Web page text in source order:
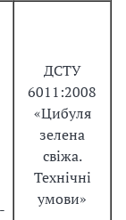
ДСТУ
6011:2008
«Цибуля
зелена
свіжа.
Технічні
умови»